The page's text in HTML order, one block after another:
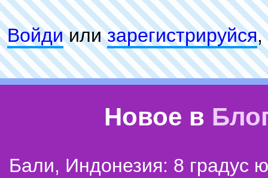
Войдиилизарeгиcтpируйся,
Новое в
Бали, Индонезия: 8 градус